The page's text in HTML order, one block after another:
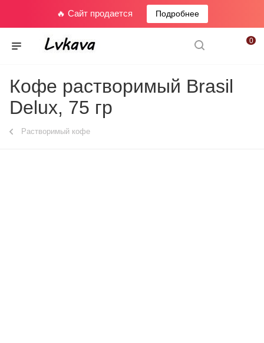
🔥 Сайт продается Подробнее
0
Кофе растворимый Brasil
Delux, 75 гр
Растворимый кофе